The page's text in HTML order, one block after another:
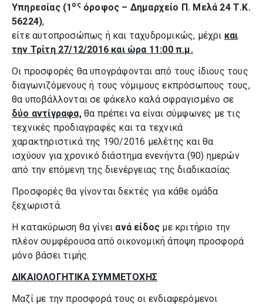
Υπηρεσίας (1 οςόροφος – Δημαρχείο Π. Μελά 24 Τ.Κ.
56224),
είτε αυτοπροσώπως ή και ταχυδρομικώς, μέχρι και
την Τρίτη 27/12/2016 και ώρα 11:00 π.μ.
Οι προσφορές θα υπογράφονται από τους ίδιους τους
διαγωνιζόμενους ή τους νόμιμους εκπρόσωπους τους,
θα υποβάλλονται σε φάκελο καλά σφραγισμένο σε
δύο αντίγραφα,θα πρέπει να είναι σύμφωνες με τις
τεχνικές προδιαγραφές και τα τεχνικά
χαρακτηριστικά της 190/2016 μελέτης και θα
ισχύουν για χρονικό διάστημα ενενήντα (90) ημερών
από την επόμενη της διενέργειας της διαδικασίας.
Προσφορές θα γίνονται δεκτές για κάθε ομάδα
ξεχωριστά.
Η κατακύρωση θα γίνει ανά είδος με κριτήριο την
πλέον συμφέρουσα από οικονομική άποψη προσφορά
μόνο βάσει τιμής.
ΔΙΚΑΙΟΛΟΓΗΤΙΚΑ ΣΥΜΜΕΤΟΧΗΣ
Μαζί με την προσφορά τους οι ενδιαφερόμενοι